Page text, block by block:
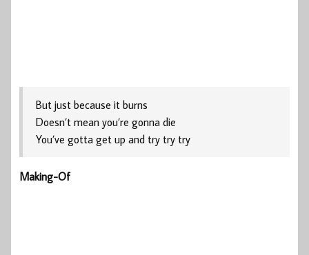
But just because it burns
Doesn’t mean you’re gonna die
You’ve gotta get up and try try try
Making-Of